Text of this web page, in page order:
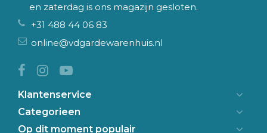
en zaterdag is ons magazijn gesloten.
+31 488 44 06 83
online@vdgardewarenhuis.nl
Klantenservice
Categorieen
Op dit moment populair